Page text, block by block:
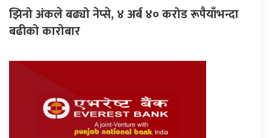
झिनो अंकले बढ्यो नेप्से, ४ अर्ब ४० करोड रूपैयाँभन्दा
बढीको कारोबार